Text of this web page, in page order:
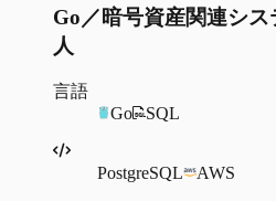
Go／暗号資産関連シ
人
言語
Go
SQL
PostgreSQL AWS